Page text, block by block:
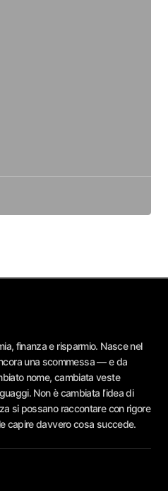
finanza e risparmio. Nasce nel
una scommessa — e da
nome, cambiata veste
Non è cambiata l’idea di
si possano raccontare con rigore
capire davvero cosa succede.